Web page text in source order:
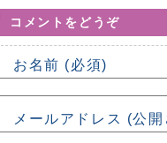
コメントをどうぞ
お名前 (必須)
メールアドレス (公